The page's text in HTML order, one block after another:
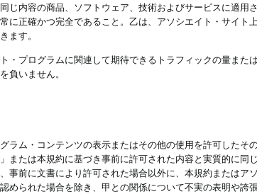
じ内容の商品、ソフトウェア、技術およびサービスに適
に正確かつ完全であること。乙は、アソシエイト・サイ
ます。
・プログラムに関連して期待できるトラフィックの量ま
負いません。
ラム・コンテンツの表示またはその他の使用を許可した
または本規約に基づき事前に許可された内容と実質的に同
事前に文書により許可された場合以外に、本規約または
められた場合を除き、甲との関係について不実の表明や